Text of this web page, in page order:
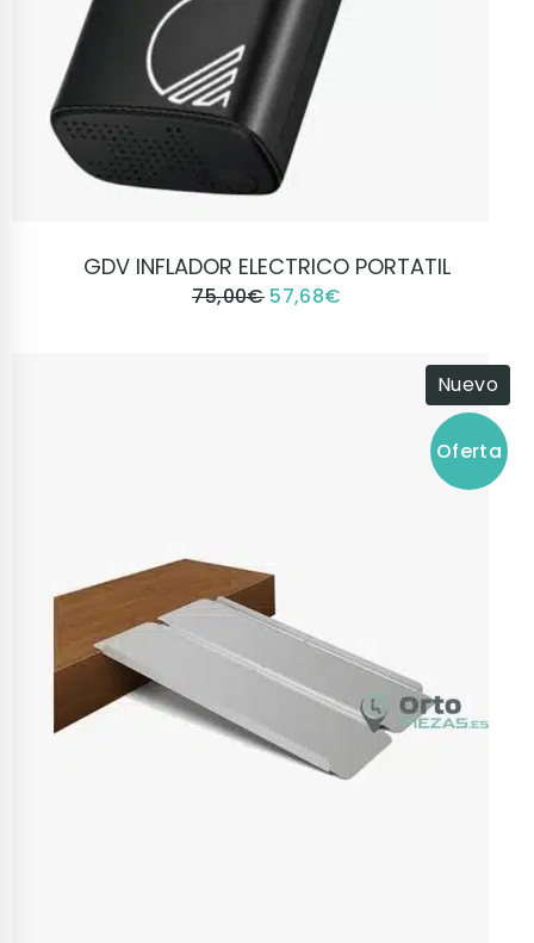
VER PRODUCTO
GDV INFLADOR ELECTRICO PORTATIL
75,00€ 57,68€
Oferta
Nuevo